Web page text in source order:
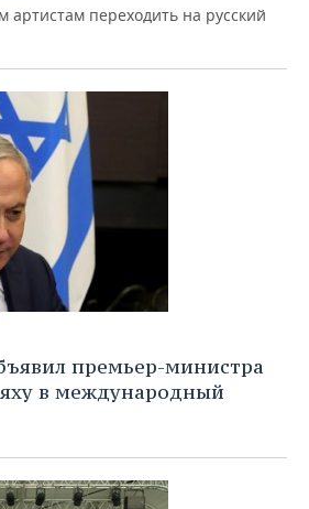
артистам переходить на русский
премьер-министра
в международный